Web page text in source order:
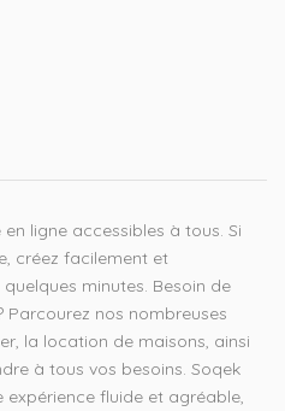
ligne accessibles à tous. Si
créez facilement et
minutes. Besoin de
nos nombreuses
la location de maisons, ainsi
à tous vos besoins. Soqek
fluide et agréable,